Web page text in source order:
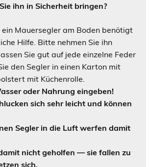
ihn in Sicherheit bringen?
ein Mauersegler am Boden benötigt
Hilfe. Bitte nehmen Sie ihn
Sie gut auf jede einzelne Feder
den Segler in einen Karton mit
mit Küchenrolle.
oder Nahrung eingeben!
sich sehr leicht und können
Segler in die Luft werfen damit
nicht geholfen — sie fallen zu
sich.